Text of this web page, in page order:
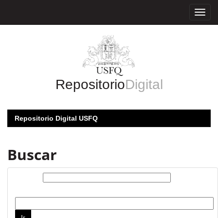
RepositorioDigital
Repositorio Digital USFQ
Buscar